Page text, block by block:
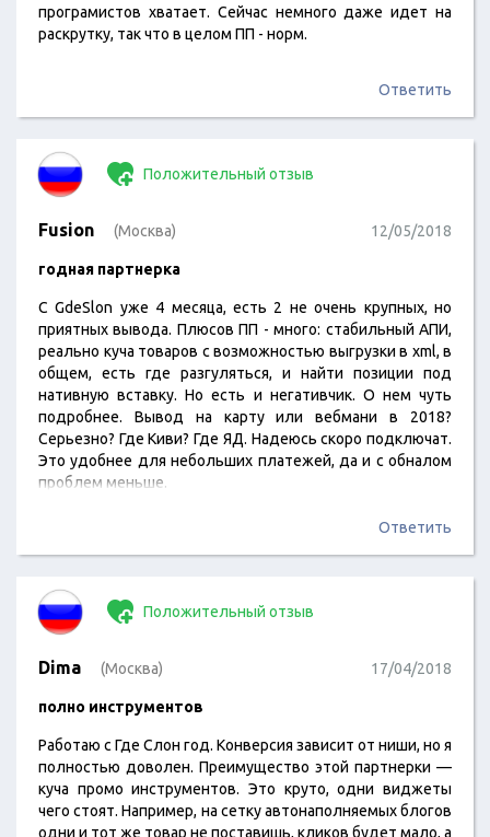
програмистов хватает. Сейчас немного даже идет на
раскрутку, так что в целом ПП - норм.
Ответить
Положительный отзыв
Fusion (Москва) 12/05/2018
годная партнерка
С GdeSlon уже 4 месяца, есть 2 не очень крупных, но
приятных вывода. Плюсов ПП - много: стабильный АПИ,
реально куча товаров с возможностью выгрузки в xml, в
общем, есть где разгуляться, и найти позиции под
нативную вставку. Но есть и негативчик. О нем чуть
подробнее. Вывод на карту или вебмани в 2018?
Серьезно? Где Киви? Где ЯД. Надеюсь скоро подключат.
Это удобнее для небольших платежей, да и с обналом
проблем меньше.
Ответить
Положительный отзыв
Dima (Москва) 17/04/2018
полно инструментов
Работаю с Где Слон год. Конверсия зависит от ниши, но я
полностью доволен. Преимущество этой партнерки —
куча промо инструментов. Это круто, одни виджеты
чего стоят. Например, на сетку автонаполняемых блогов
одни и тот же товар не поставишь, кликов будет мало, а